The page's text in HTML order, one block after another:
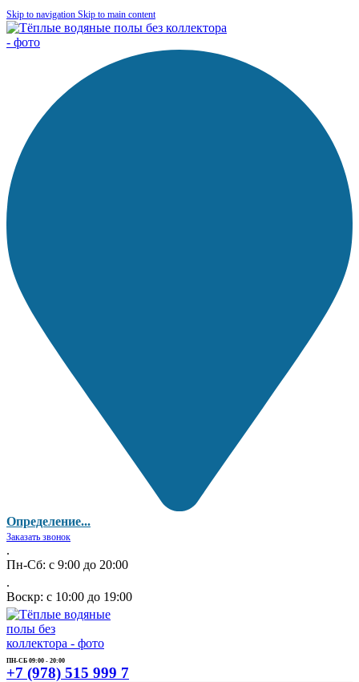
Skip to navigation Skip to main content
Определение...
Заказать звонок
.
Пн-Сб: с 9:00 до 20:00
.
Воскр: с 10:00 до 19:00
ПН-СБ 09:00 - 20:00
+7 (978) 515 999 7